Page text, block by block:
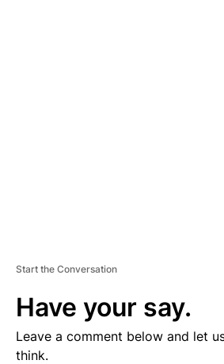
Start the Conversation
Have your say.
Leave a comment below and let
think.